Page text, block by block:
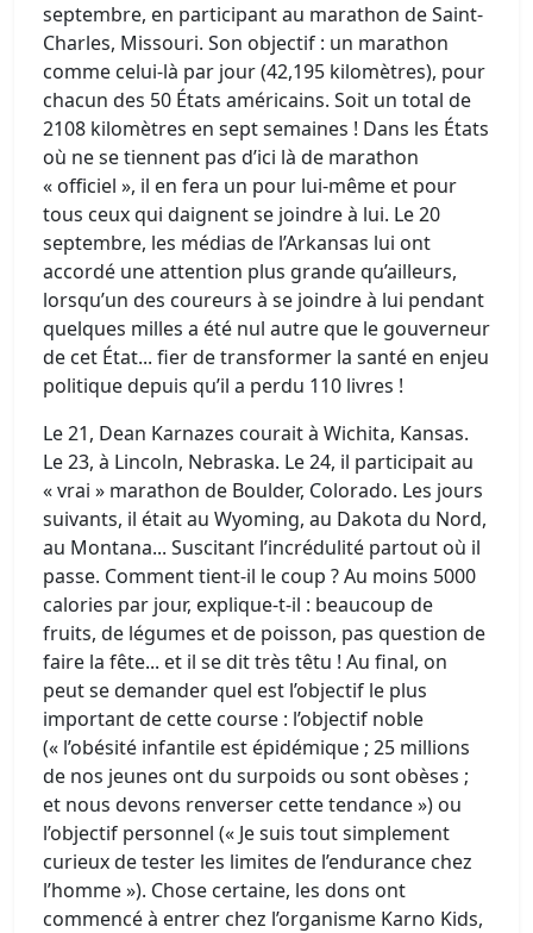
septembre, en participant au marathon de Saint-
Charles, Missouri. Son objectif : un marathon
comme celui-là par jour (42,195 kilomètres), pour
chacun des 50 États américains. Soit un total de
2108 kilomètres en sept semaines ! Dans les États
où ne se tiennent pas d’ici là de marathon
« officiel », il en fera un pour lui-même et pour
tous ceux qui daignent se joindre à lui. Le 20
septembre, les médias de l’Arkansas lui ont
accordé une attention plus grande qu’ailleurs,
lorsqu’un des coureurs à se joindre à lui pendant
quelques milles a été nul autre que le gouverneur
de cet État... fier de transformer la santé en enjeu
politique depuis qu’il a perdu 110 livres !
Le 21, Dean Karnazes courait à Wichita, Kansas.
Le 23, à Lincoln, Nebraska. Le 24, il participait au
« vrai » marathon de Boulder, Colorado. Les jours
suivants, il était au Wyoming, au Dakota du Nord,
au Montana... Suscitant l’incrédulité partout où il
passe. Comment tient-il le coup ? Au moins 5000
calories par jour, explique-t-il : beaucoup de
fruits, de légumes et de poisson, pas question de
faire la fête... et il se dit très têtu ! Au final, on
peut se demander quel est l’objectif le plus
important de cette course : l’objectif noble
(« l’obésité infantile est épidémique ; 25 millions
de nos jeunes ont du surpoids ou sont obèses ;
et nous devons renverser cette tendance ») ou
l’objectif personnel (« Je suis tout simplement
curieux de tester les limites de l’endurance chez
l’homme »). Chose certaine, les dons ont
commencé à entrer chez l’organisme Karno Kids,